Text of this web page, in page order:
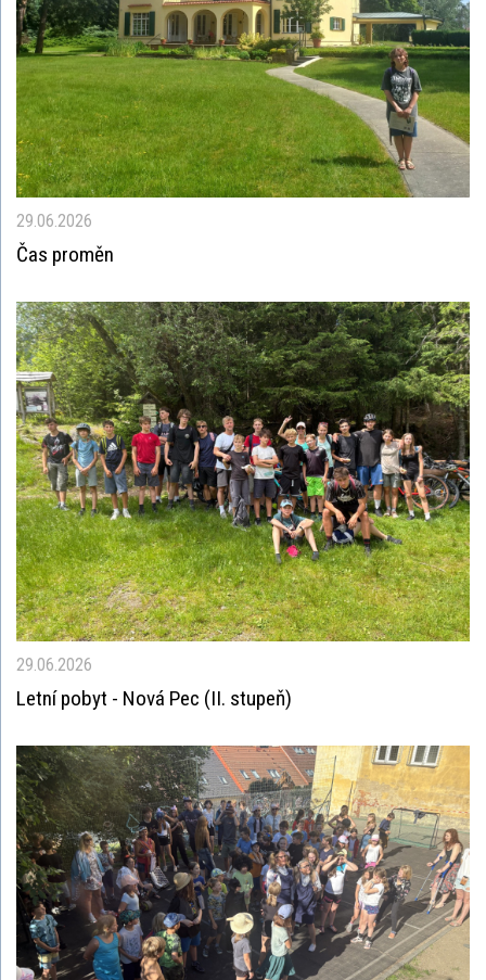
29.06.2026
Čas proměn
29.06.2026
Letní pobyt - Nová Pec (II. stupeň)